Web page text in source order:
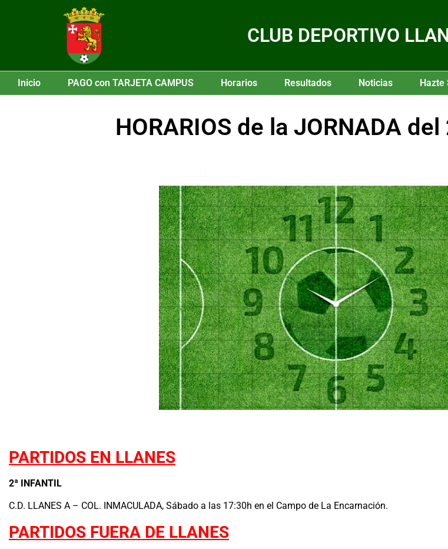
CLUB DEPORTIVO
Inicio PAGO con TARJETA CAMPUS Horarios Resultados Noticias Hazte
HORARIOS de la JORNADA
PARTIDOS EN LLANES
2ª INFANTIL
C.D. LLANES A – COL. INMACULADA, Sábado a las 17:30h en el Campo de La Encarnación.
PARTIDOS FUERA DE LLANES